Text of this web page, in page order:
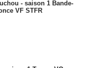
- saison 1 Bande-
VF STFR